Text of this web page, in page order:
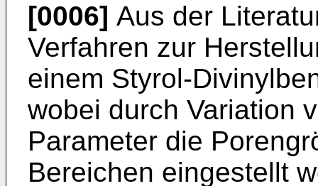
[0006] Aus der
Verfahren zur
einem Styrol-
wobei durch Variation
Parameter die
Bereichen eingestellt